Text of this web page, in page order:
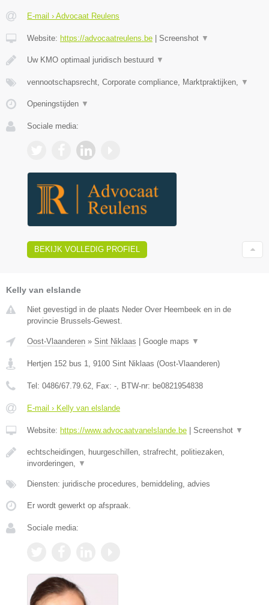
E-mail › Advocaat Reulens
Website: https://advocaatreulens.be Screenshot ▼
Uw KMO optimaal juridisch bestuurd ▼
vennootschapsrecht, Corporate compliance, Marktpraktijken, ▼
Openingstijden ▼
Sociale media:
BEKIJK VOLLEDIG PROFIEL
Kelly van elslande
Niet gevestigd in de plaats Neder Over Heembeek en in de
provincie Brussels-Gewest.
Oost-Vlaanderen » Sint Niklaas Google maps ▼
Hertjen 152 bus 1, 9100 Sint Niklaas (Oost-Vlaanderen)
Tel: 0486/67.79.62, Fax: -, BTW-nr: be0821954838
E-mail › Kelly van elslande
Website: https://www.advocaatvanelslande.be Screenshot ▼
echtscheidingen, huurgeschillen, strafrecht, politiezaken,
invorderingen, ▼
Diensten: juridische procedures, bemiddeling, advies
Er wordt gewerkt op afspraak.
Sociale media: